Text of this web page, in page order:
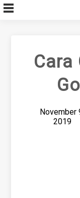
Skip
to
Cara
November
2019